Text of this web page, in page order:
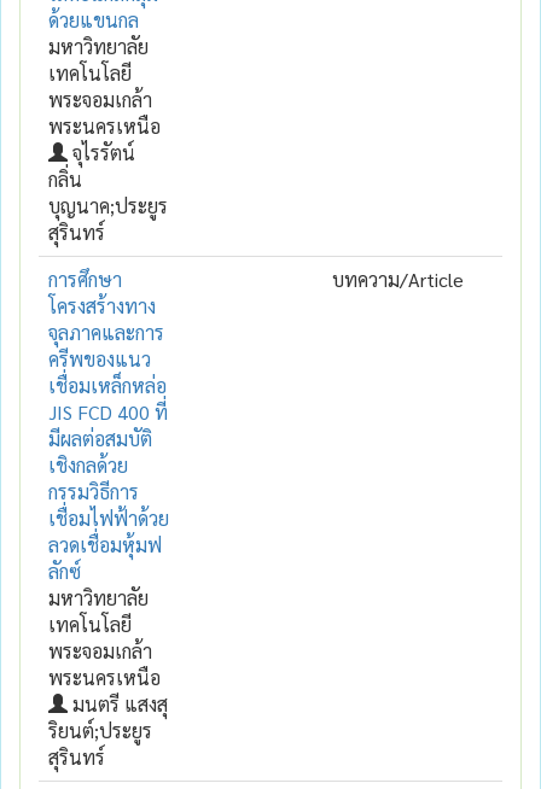
ด้วยแขนกล
มหาวิทยาลัย
เทคโนโลยี
พระจอมเกล้า
พระนครเหนือ
จุไรรัตน์
กลิ่น
บุญนาค;ประยูร
สุรินทร์
การศึกษา
โครงสร้างทาง
จุลภาคและการ
ครีพของแนว
เชื่อมเหล็กหล่อ
JIS FCD 400 ที่
มีผลต่อสมบัติ
เชิงกลด้วย
กรรมวิธีการ
เชื่อมไฟฟ้าด้วย
ลวดเชื่อมหุ้มฟ
ลักซ์
มหาวิทยาลัย
เทคโนโลยี
พระจอมเกล้า
พระนครเหนือ
มนตรี แสงสุ
ริยนต์;ประยูร
สุรินทร์
บทความ/Article